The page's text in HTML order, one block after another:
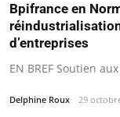
Bpifrance en
d’entreprises
EN BREF Soutien
Delphine Roux 29